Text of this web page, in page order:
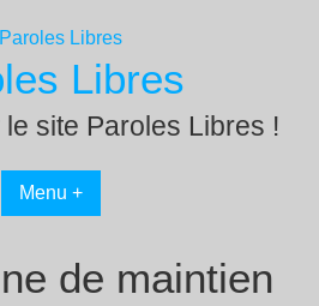
Libres
site Paroles Libres !
Menu +
de maintien